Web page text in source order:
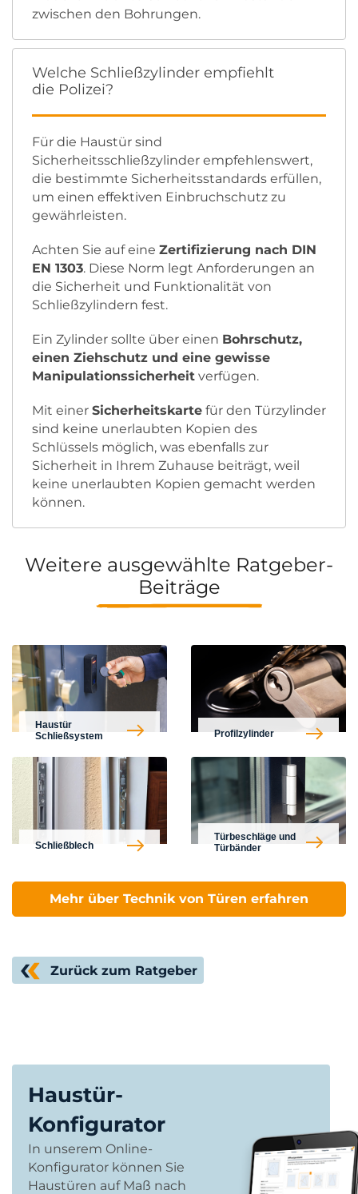
zwischen den Bohrungen.
Welche Schließzylinder empfiehlt
die Polizei?
Für die Haustür sind
Sicherheitsschließzylinder empfehlenswert,
die bestimmte Sicherheitsstandards erfüllen,
um einen effektiven Einbruchschutz zu
gewährleisten.
Achten Sie auf eine Zertifizierung nach DIN
EN 1303. Diese Norm legt Anforderungen an
die Sicherheit und Funktionalität von
Schließzylindern fest.
Ein Zylinder sollte über einen Bohrschutz,
einen Ziehschutz und eine gewisse
Manipulationssicherheit verfügen.
Mit einer Sicherheitskarte für den Türzylinder
sind keine unerlaubten Kopien des
Schlüssels möglich, was ebenfalls zur
Sicherheit in Ihrem Zuhause beiträgt, weil
keine unerlaubten Kopien gemacht werden
können.
Weitere ausgewählte Ratgeber-
Beiträge
Haustür
Schließsystem
Profilzylinder
Schließblech
Türbeschläge und
Türbänder
Mehr über Technik von Türen erfahren
Zurück zum Ratgeber
Haustür-
Konfigurator
In unserem Online-
Konfigurator können Sie
Haustüren auf Maß nach